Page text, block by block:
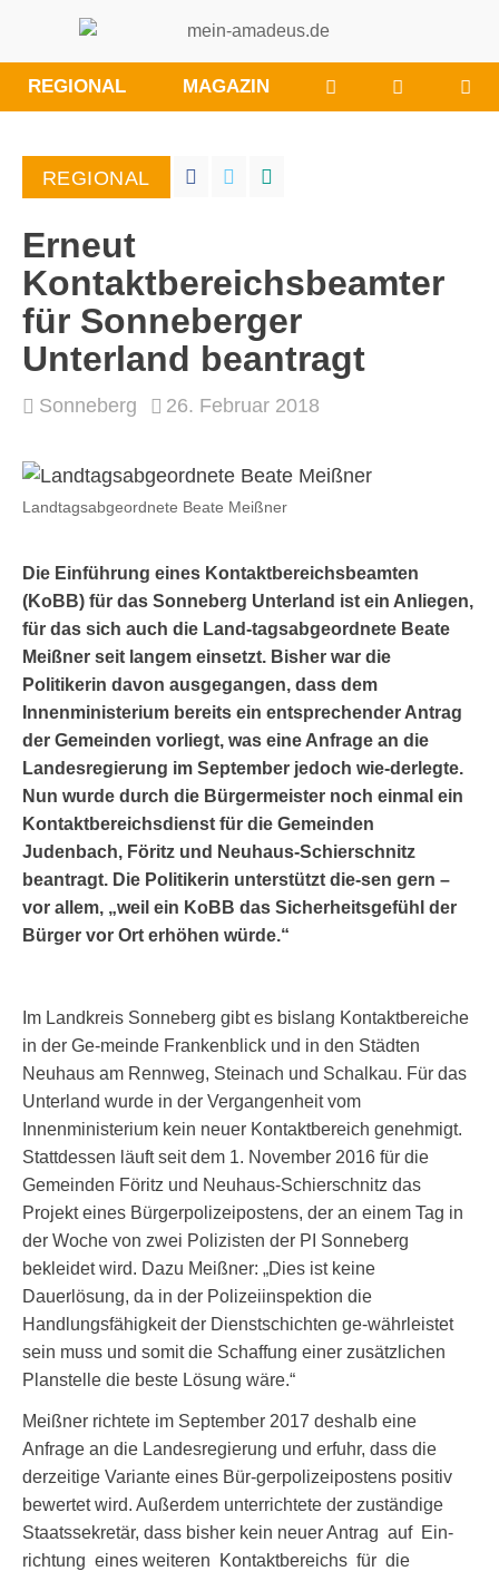
REGIONAL MAGAZIN WÜNSCHE/
SIE
REGIONAL
Erneut
Kontaktbereichsbeamter
für Sonneberger
Unterland beantragt
Sonneberg 26. Februar 2018
Landtagsabgeordnete Beate Meißner
Die Einführung eines Kontaktbereichsbeamten
(KoBB) für das Sonneberg Unterland ist ein Anliegen,
für das sich auch die Land-tagsabgeordnete Beate
Meißner seit langem einsetzt. Bisher war die
Politikerin davon ausgegangen, dass dem
Innenministerium bereits ein entsprechender Antrag
der Gemeinden vorliegt, was eine Anfrage an die
Landesregierung im September jedoch wie-derlegte.
Nun wurde durch die Bürgermeister noch einmal ein
Kontaktbereichsdienst für die Gemeinden
Judenbach, Föritz und Neuhaus-Schierschnitz
beantragt. Die Politikerin unterstützt die-sen gern –
vor allem, „weil ein KoBB das Sicherheitsgefühl der
Bürger vor Ort erhöhen würde.“
Im Landkreis Sonneberg gibt es bislang Kontaktbereiche
in der Ge-meinde Frankenblick und in den Städten
Neuhaus am Rennweg, Steinach und Schalkau. Für das
Unterland wurde in der Vergangenheit vom
Innenministerium kein neuer Kontaktbereich genehmigt.
Stattdessen läuft seit dem 1. November 2016 für die
Gemeinden Föritz und Neuhaus-Schierschnitz das
Projekt eines Bürgerpolizeipostens, der an einem Tag in
der Woche von zwei Polizisten der PI Sonneberg
bekleidet wird. Dazu Meißner: „Dies ist keine
Dauerlösung, da in der Polizeiinspektion die
Handlungsfähigkeit der Dienstschichten ge-währleistet
sein muss und somit die Schaffung einer zusätzlichen
Planstelle die beste Lösung wäre.“
Meißner richtete im September 2017 deshalb eine
Anfrage an die Landesregierung und erfuhr, dass die
derzeitige Variante eines Bür-gerpolizeipostens positiv
bewertet wird. Außerdem unterrichtete der zuständige
Staatssekretär, dass bisher kein neuer Antrag auf Ein-
richtung eines weiteren Kontaktbereichs für die